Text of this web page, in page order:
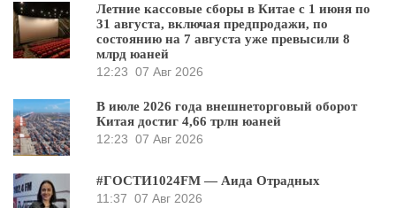
Летние кассовые сборы в Китае с 1 июня по
31 августа, включая предпродажи, по
состоянию на 7 августа уже превысили 8
млрд юаней
12:23 07 Авг 2026
В июле 2026 года внешнеторговый оборот
Китая достиг 4,66 трлн юаней
12:23 07 Авг 2026
#ГОСТИ1024FM — Аида Отрадных
11:37 07 Авг 2026